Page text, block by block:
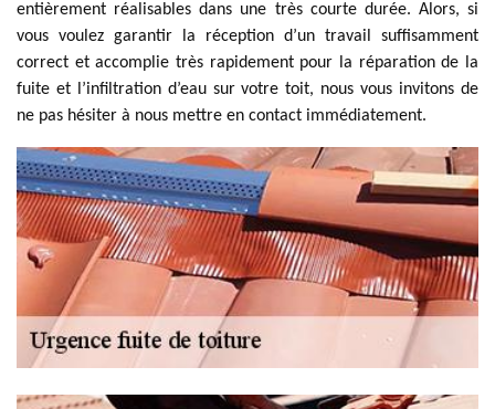
entièrement réalisables dans une très courte durée. Alors, si
vous voulez garantir la réception d’un travail suffisamment
correct et accomplie très rapidement pour la réparation de la
fuite et l’infiltration d’eau sur votre toit, nous vous invitons de
ne pas hésiter à nous mettre en contact immédiatement.